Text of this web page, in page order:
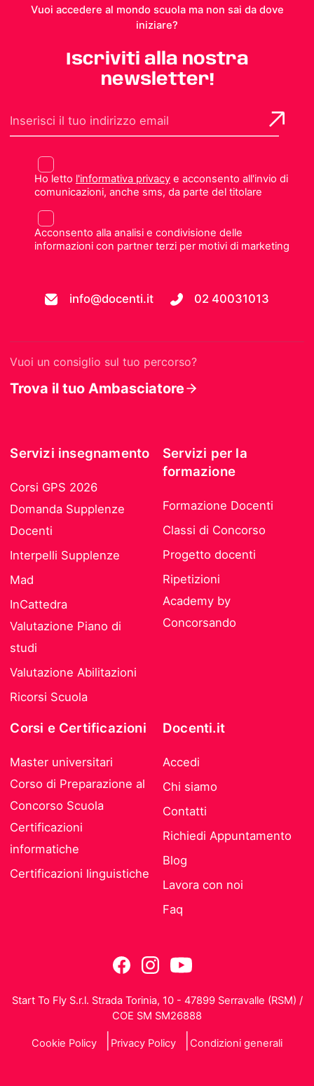
Vuoi accedere al mondo scuola ma non sai da dove
iniziare?
Iscriviti alla nostra
newsletter!
Ho letto l'informativa privacye acconsento all'invio di
comunicazioni, anche sms, da parte del titolare
Acconsento alla analisi e condivisione delle
informazioni con partner terzi per motivi di marketing
info@docenti.it 02 40031013
Vuoi un consiglio sul tuo percorso?
Trova il tuo Ambasciatore
Servizi insegnamento
Corsi GPS 2026
Domanda Supplenze
Docenti
Interpelli Supplenze
Mad
InCattedra
Valutazione Piano di
studi
Valutazione Abilitazioni
Ricorsi Scuola
Servizi per la
formazione
Formazione Docenti
Classi di Concorso
Progetto docenti
Ripetizioni
Academy by
Concorsando
Corsi e Certificazioni
Master universitari
Corso di Preparazione al
Concorso Scuola
Certificazioni
informatiche
Certificazioni linguistiche
Docenti.it
Accedi
Chi siamo
Contatti
Richiedi Appuntamento
Blog
Lavora con noi
Faq
Start To Fly S.r.l. Strada Torinia, 10 - 47899 Serravalle (RSM) /
COE SM SM26888
Cookie Policy Privacy Policy Condizioni generali